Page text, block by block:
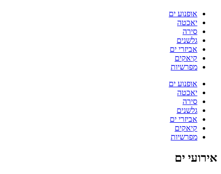
אופנוע ים
יאכטה
סירה
גלשנים
אביזרי ים
קיאקים
מפרשיות
אופנוע ים
יאכטה
סירה
גלשנים
אביזרי ים
קיאקים
מפרשיות
אירועי ים